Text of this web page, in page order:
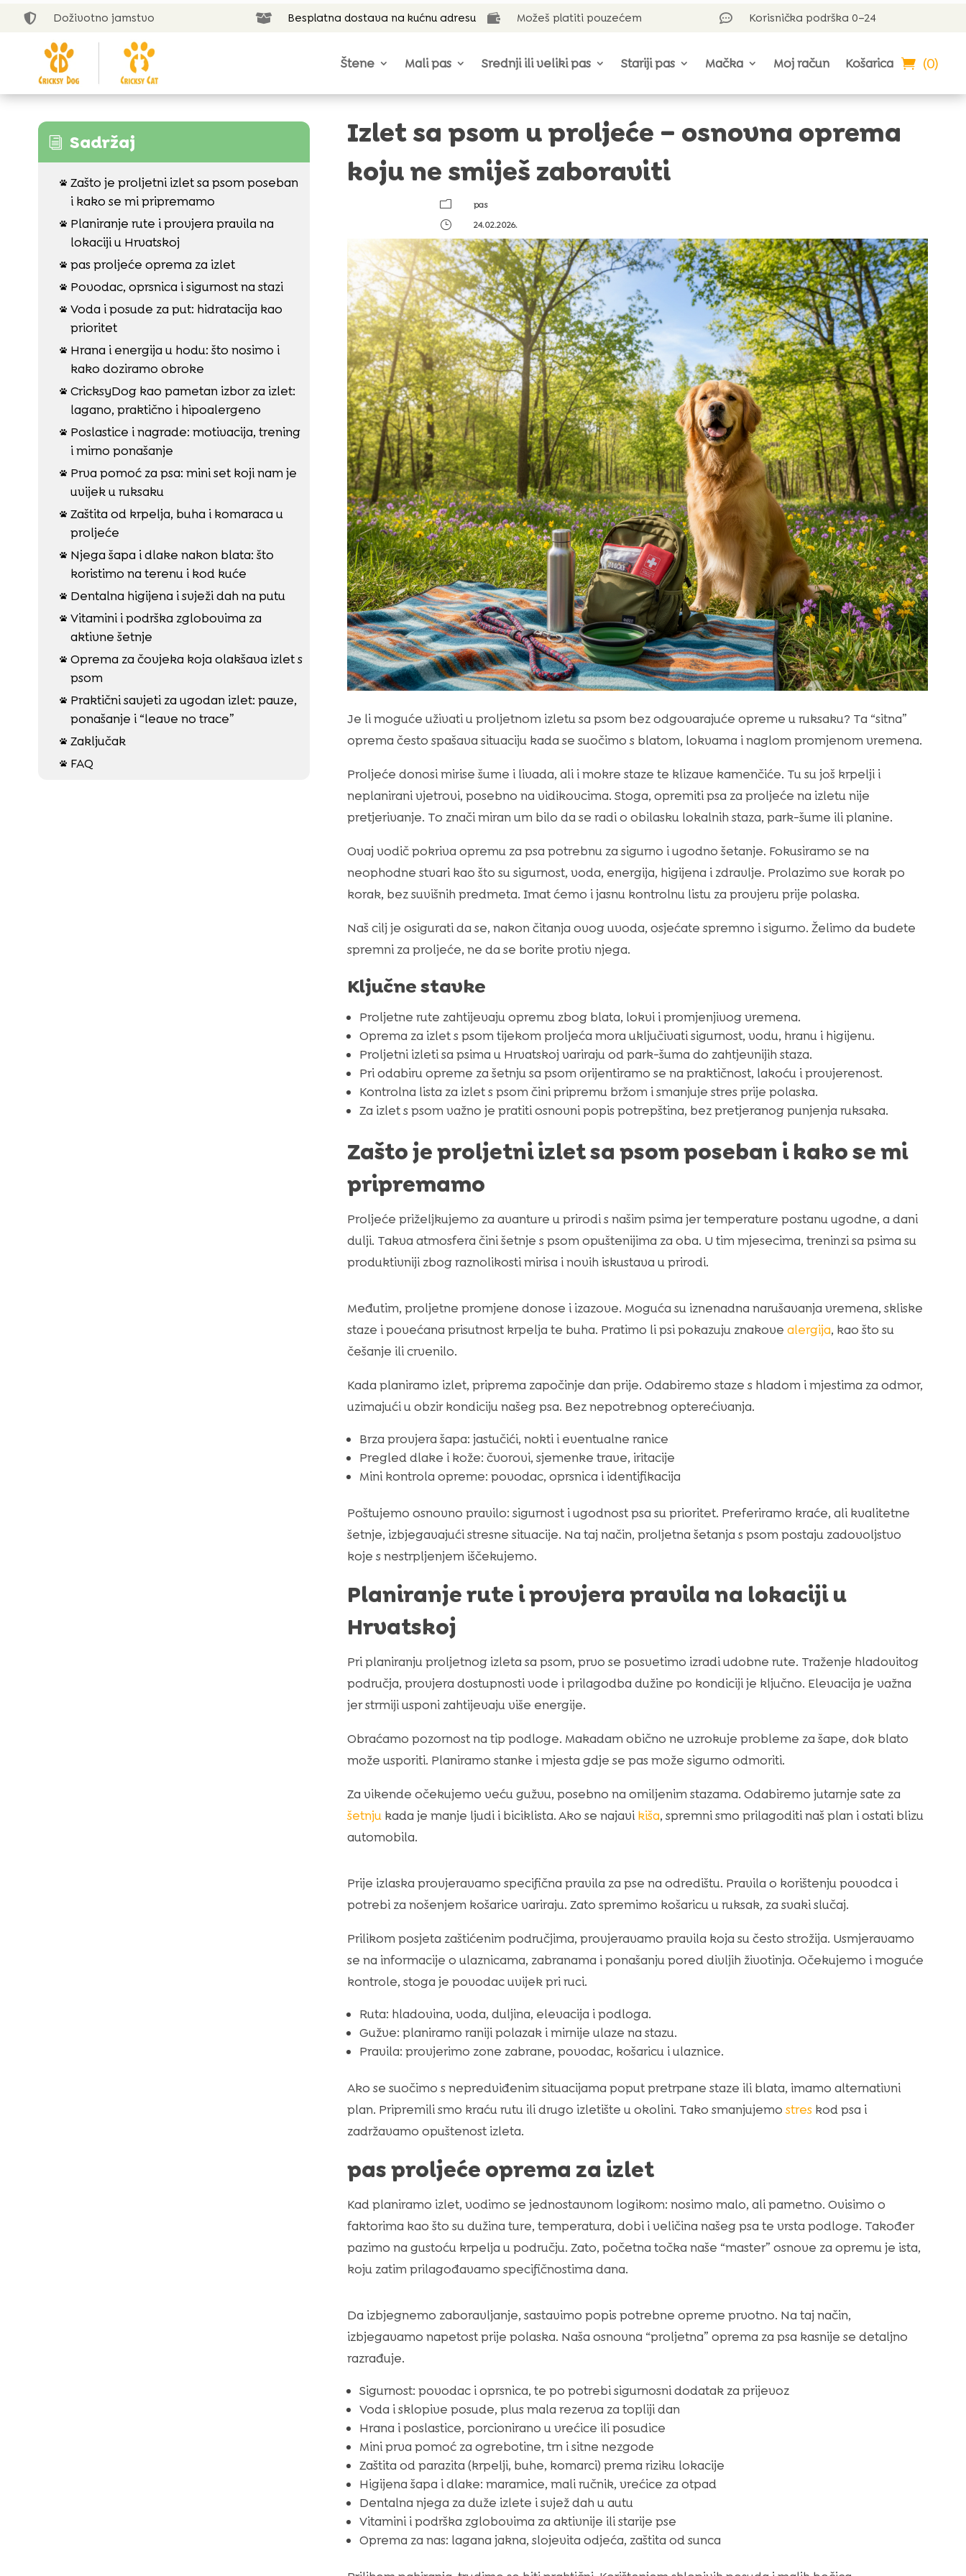
 Doživotno jamstvo  Besplatna dostava na kućnu adresu  Možeš platiti pouzećem  Korisnička podrška 0–24
Štene Mali pas Srednji ili veliki pas Stariji pas Mačka Moj račun Košarica (0)
i Sadržaj
 Zašto je proljetni izlet sa psom poseban
i kako se mi pripremamo

Planiranje rute i provjera pravila na
lokaciji u Hrvatskoj
 pas proljeće oprema za izlet
 Povodac, oprsnica i sigurnost na stazi
 Voda i posude za put: hidratacija kao
prioritet

Hrana i energija u hodu: što nosimo i
kako doziramo obroke
 CricksyDog kao pametan izbor za izlet:
lagano, praktično i hipoalergeno

Poslastice i nagrade: motivacija, trening
i mirno ponašanje

Prva pomoć za psa: mini set koji nam je
uvijek u ruksaku
 Zaštita od krpelja, buha i komaraca u
proljeće

Njega šapa i dlake nakon blata: što
koristimo na terenu i kod kuće
 Dentalna higijena i svježi dah na putu
 Vitamini i podrška zglobovima za
aktivne šetnje
 Oprema za čovjeka koja olakšava izlet s
psom

Praktični savjeti za ugodan izlet: pauze,
ponašanje i “leave no trace”
 Zaključak
 FAQ
Izlet sa psom u proljeće – osnovna oprema
koju ne smiješ zaboraviti
m
pas
}
24.02.2026.
Je li moguće uživati u proljetnom izletu sa psom bez odgovarajuće opreme u ruksaku? Ta “sitna”
oprema često spašava situaciju kada se suočimo s blatom, lokvama i naglom promjenom vremena.
Proljeće donosi mirise šume i livada, ali i mokre staze te klizave kamenčiće. Tu su još krpelji i
neplanirani vjetrovi, posebno na vidikovcima. Stoga, opremiti psa za proljeće na izletu nije
pretjerivanje. To znači miran um bilo da se radi o obilasku lokalnih staza, park-šume ili planine.
Ovaj vodič pokriva opremu za psa potrebnu za sigurno i ugodno šetanje. Fokusiramo se na
neophodne stvari kao što su sigurnost, voda, energija, higijena i zdravlje. Prolazimo sve korak po
korak, bez suvišnih predmeta. Imat ćemo i jasnu kontrolnu listu za provjeru prije polaska.
Naš cilj je osigurati da se, nakon čitanja ovog uvoda, osjećate spremno i sigurno. Želimo da budete
spremni za proljeće, ne da se borite protiv njega.
Ključne stavke
Proljetne rute zahtijevaju opremu zbog blata, lokvi i promjenjivog vremena.
Oprema za izlet s psom tijekom proljeća mora uključivati sigurnost, vodu, hranu i higijenu.
Proljetni izleti sa psima u Hrvatskoj variraju od park-šuma do zahtjevnijih staza.
Pri odabiru opreme za šetnju sa psom orijentiramo se na praktičnost, lakoću i provjerenost.
Kontrolna lista za izlet s psom čini pripremu bržom i smanjuje stres prije polaska.
Za izlet s psom važno je pratiti osnovni popis potrepština, bez pretjeranog punjenja ruksaka.
Zašto je proljetni izlet sa psom poseban i kako se mi
pripremamo
Proljeće priželjkujemo za avanture u prirodi s našim psima jer temperature postanu ugodne, a dani
dulji. Takva atmosfera čini šetnje s psom opuštenijima za oba. U tim mjesecima, treninzi sa psima su
produktivniji zbog raznolikosti mirisa i novih iskustava u prirodi.
Međutim, proljetne promjene donose i izazove. Moguća su iznenadna narušavanja vremena, skliske
staze i povećana prisutnost krpelja te buha. Pratimo li psi pokazuju znakove alergija, kao što su
češanje ili crvenilo.
Kada planiramo izlet, priprema započinje dan prije. Odabiremo staze s hladom i mjestima za odmor,
uzimajući u obzir kondiciju našeg psa. Bez nepotrebnog opterećivanja.
Brza provjera šapa: jastučići, nokti i eventualne ranice
Pregled dlake i kože: čvorovi, sjemenke trave, iritacije
Mini kontrola opreme: povodac, oprsnica i identifikacija
Poštujemo osnovno pravilo: sigurnost i ugodnost psa su prioritet. Preferiramo kraće, ali kvalitetne
šetnje, izbjegavajući stresne situacije. Na taj način, proljetna šetanja s psom postaju zadovoljstvo
koje s nestrpljenjem iščekujemo.
Planiranje rute i provjera pravila na lokaciji u
Hrvatskoj
Pri planiranju proljetnog izleta sa psom, prvo se posvetimo izradi udobne rute. Traženje hladovitog
područja, provjera dostupnosti vode i prilagodba dužine po kondiciji je ključno. Elevacija je važna
jer strmiji usponi zahtijevaju više energije.
Obraćamo pozornost na tip podloge. Makadam obično ne uzrokuje probleme za šape, dok blato
može usporiti. Planiramo stanke i mjesta gdje se pas može sigurno odmoriti.
Za vikende očekujemo veću gužvu, posebno na omiljenim stazama. Odabiremo jutarnje sate za
šetnjukada je manje ljudi i biciklista. Ako se najavi kiša, spremni smo prilagoditi naš plan i ostati blizu
automobila.
Prije izlaska provjeravamo specifična pravila za pse na odredištu. Pravila o korištenju povodca i
potrebi za nošenjem košarice variraju. Zato spremimo košaricu u ruksak, za svaki slučaj.
Prilikom posjeta zaštićenim područjima, provjeravamo pravila koja su često strožija. Usmjeravamo
se na informacije o ulaznicama, zabranama i ponašanju pored divljih životinja. Očekujemo i moguće
kontrole, stoga je povodac uvijek pri ruci.
Ruta: hladovina, voda, duljina, elevacija i podloga.
Gužve: planiramo raniji polazak i mirnije ulaze na stazu.
Pravila: provjerimo zone zabrane, povodac, košaricu i ulaznice.
Ako se suočimo s nepredviđenim situacijama poput pretrpane staze ili blata, imamo alternativni
plan. Pripremili smo kraću rutu ili drugo izletište u okolini. Tako smanjujemo streskod psa i
zadržavamo opuštenost izleta.
pas proljeće oprema za izlet
Kad planiramo izlet, vodimo se jednostavnom logikom: nosimo malo, ali pametno. Ovisimo o
faktorima kao što su dužina ture, temperatura, dobi i veličina našeg psa te vrsta podloge. Također
pazimo na gustoću krpelja u području. Zato, početna točka naše “master” osnove za opremu je ista,
koju zatim prilagođavamo specifičnostima dana.
Da izbjegnemo zaboravljanje, sastavimo popis potrebne opreme prvotno. Na taj način,
izbjegavamo napetost prije polaska. Naša osnovna “proljetna” oprema za psa kasnije se detaljno
razrađuje.
Sigurnost: povodac i oprsnica, te po potrebi sigurnosni dodatak za prijevoz
Voda i sklopive posude, plus mala rezerva za topliji dan
Hrana i poslastice, porcionirano u vrećice ili posudice
Mini prva pomoć za ogrebotine, trn i sitne nezgode
Zaštita od parazita (krpelji, buhe, komarci) prema riziku lokacije
Higijena šapa i dlake: maramice, mali ručnik, vrećice za otpad
Dentalna njega za duže izlete i svjež dah u autu
Vitamini i podrška zglobovima za aktivnije ili starije pse
Oprema za nas: lagana jakna, slojevita odjeća, zaštita od sunca